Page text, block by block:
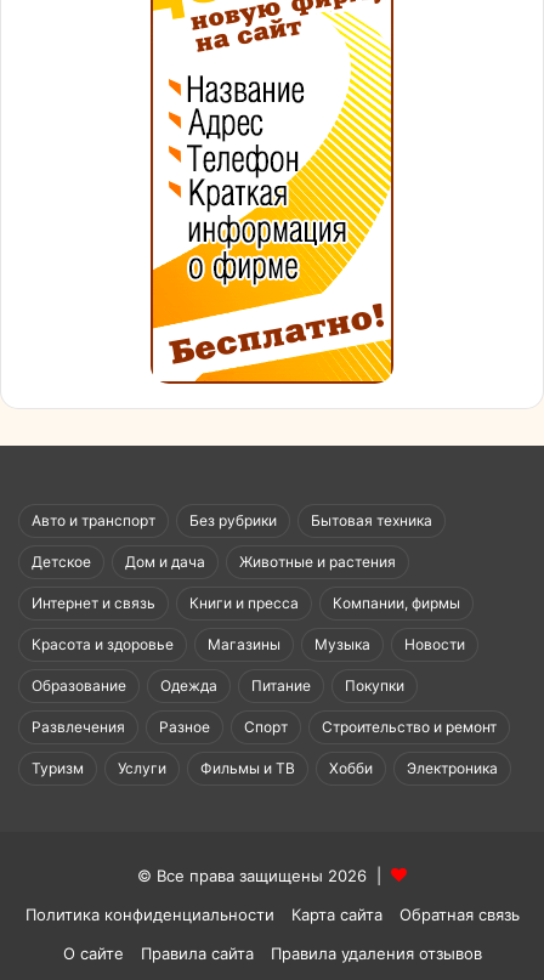
Авто и транспорт Без рубрики Бытовая техника
Детское Дом и дача Животные и растения
Интернет и связь Книги и пресса Компании, фирмы
Красота и здоровье Магазины Музыка Новости
Образование Одежда Питание Покупки
Развлечения Разное Спорт Строительство и ремонт
Туризм Услуги Фильмы и ТВ Хобби Электроника
© Все права защищены 2026 |
Политика конфиденциальности
Карта сайта
Обратная связь
О сайте
Правила сайта Правила удаления отзывов